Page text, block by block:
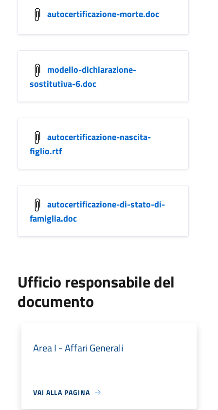
autocertificazione-morte.doc
modello-dichiarazione-
sostitutiva-6.doc
autocertificazione-nascita-
figlio.rtf
autocertificazione-di-stato-di-
famiglia.doc
Ufficio responsabile del
documento
Area I - Affari Generali
VAI ALLA PAGINA